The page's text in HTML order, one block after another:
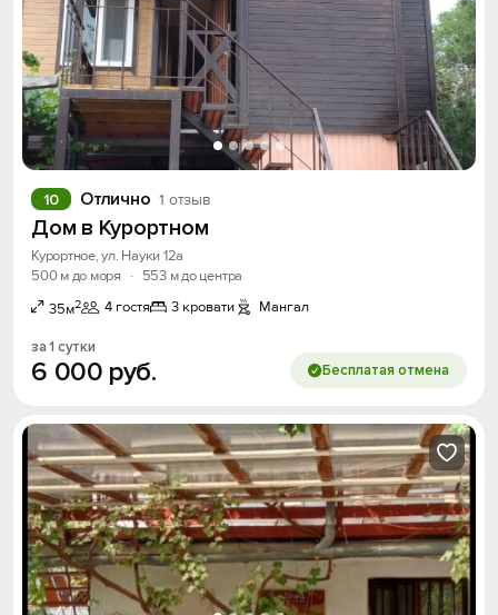
Отлично 1 отзыв
10
Дом в Курортном
Курортное, ул. Науки 12а
500 м до моря
·
553 м до центра
35м2 4 гостя 3 кровати Мангал
за 1 сутки
6 000 руб. Бесплатая отмена